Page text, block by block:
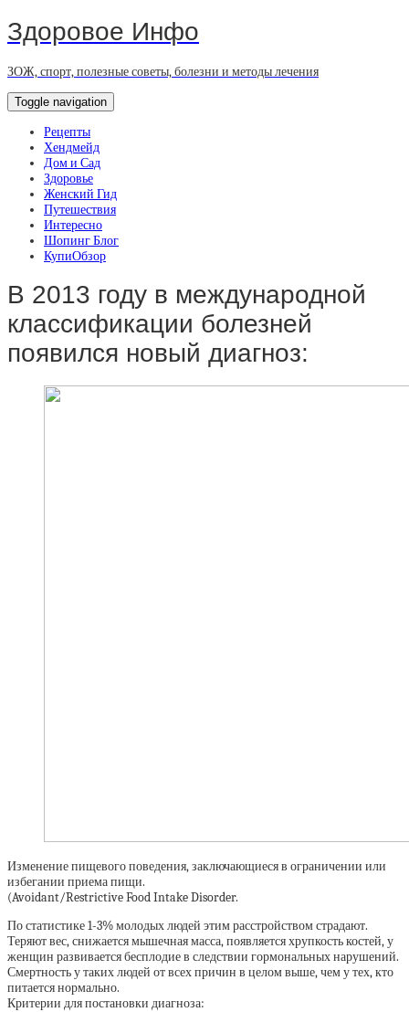
Здоровое Инфо
ЗОЖ, спорт, полезные советы, болезни и методы лечения
Toggle navigation
Рецепты
Хендмейд
Дом и Сад
Здоровье
Женский Гид
Путешествия
Интересно
Шопинг Блог
КупиОбзор
В 2013 году в международной
классификации болезней
появился новый диагноз:
Изменение пищевого поведения, заключающиеся в ограничении или
избегании приема пищи.
(Avoidant/Restrictive Food Intake Disorder.
По статистике 1-3% молодых людей этим расстройством страдают.
Теряют вес, снижается мышечная масса, появляется хрупкость костей, у
женщин развивается бесплодие в следствии гормональных нарушений.
Смертность у таких людей от всех причин в целом выше, чем у тех, кто
питается нормально.
Критерии для постановки диагноза: